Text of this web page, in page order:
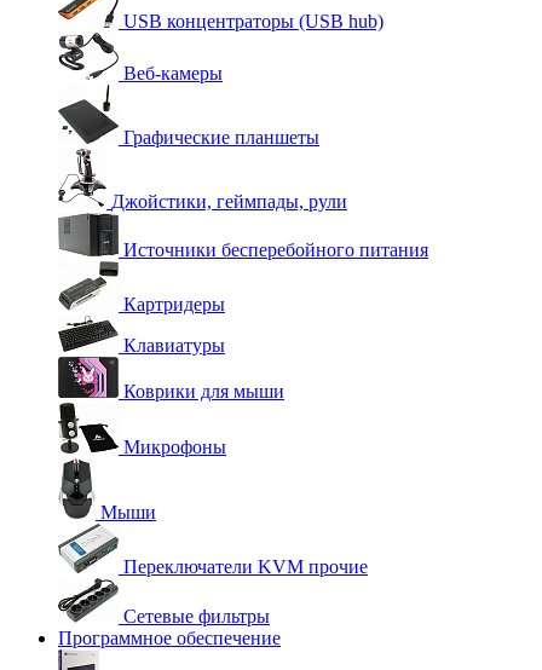
USB концентраторы (USB hub)
Веб-камеры
Графические планшеты
Джойстики, геймпады, рули
Источники бесперебойного питания
Картридеры
Клавиатуры
Коврики для мыши
Микрофоны
Мыши
Переключатели KVM прочие
Сетевые фильтры
Программное обеспечение